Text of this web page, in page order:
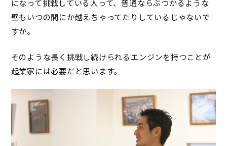
になって挑戦している人って、普通ならぶつかるような
壁もいつの間にか越えちゃってたりしているじゃないで
すか。
そのような長く挑戦し続けられるエンジンを持つことが
起業家には必要だと思います。